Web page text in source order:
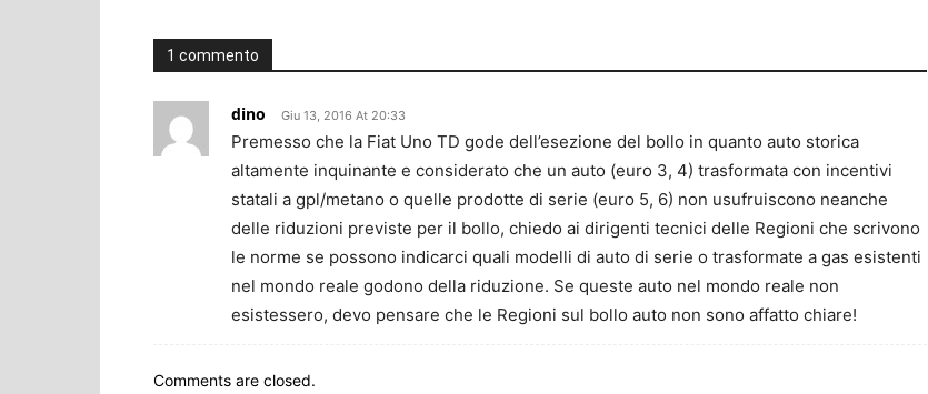
1 commento
dino Giu 13, 2016 At 20:33
Premesso che la Fiat Uno TD gode dell’esezione del bollo in quanto auto storica
altamente inquinante e considerato che un auto (euro 3, 4) trasformata con incentivi
statali a gpl/metano o quelle prodotte di serie (euro 5, 6) non usufruiscono neanche
delle riduzioni previste per il bollo, chiedo ai dirigenti tecnici delle Regioni che scrivono
le norme se possono indicarci quali modelli di auto di serie o trasformate a gas esistenti
nel mondo reale godono della riduzione. Se queste auto nel mondo reale non
esistessero, devo pensare che le Regioni sul bollo auto non sono affatto chiare!
Comments are closed.